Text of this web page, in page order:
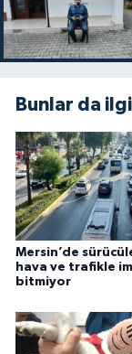
Bunlar da
Mersin’de
hava ve trafikle
bitmiyor